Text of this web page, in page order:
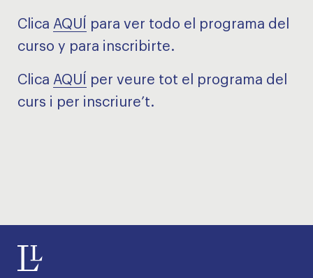
Clica AQUÍ
para ver todo el programa del
curso y para inscribirte.
Clica AQUÍ
per veure tot el programa del
curs i per inscriure’t.